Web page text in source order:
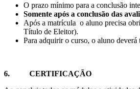
O prazo mínimo para a conclusão
Somente após a conclusão das
Após a matrícula o aluno precisa
Título de Eleitor).
Para adquirir o curso, o aluno deverá
6. CERTIFICAÇÃO